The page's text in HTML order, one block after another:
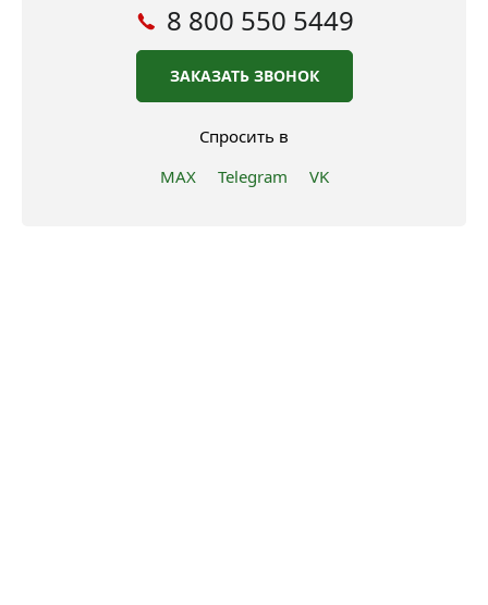
8 800 550 5449
ЗАКАЗАТЬ ЗВОНОК
Спросить в
MAX
Telegram VK